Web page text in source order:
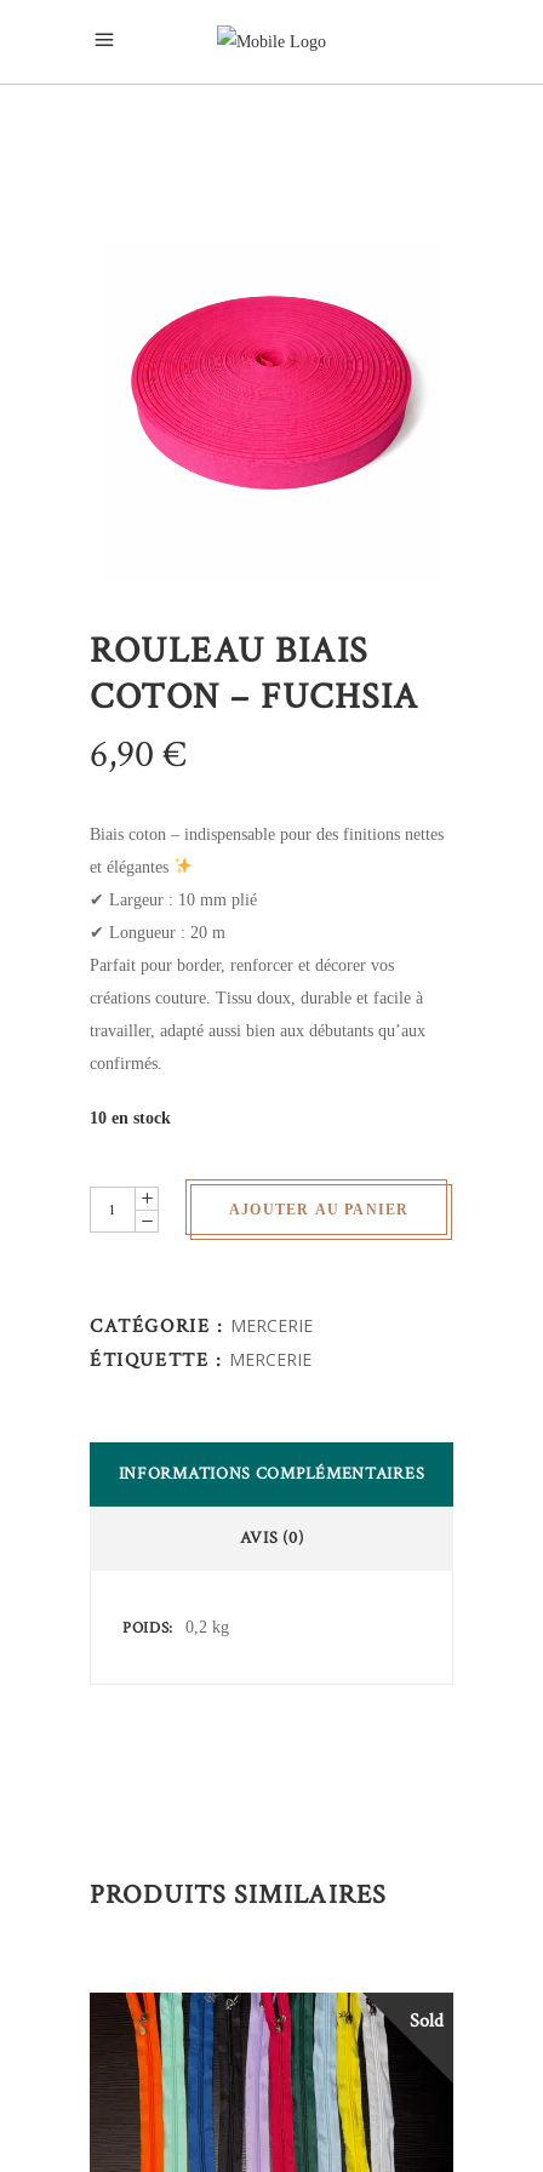
ROULEAU BIAIS
COTON – FUCHSIA
6,90€
Biais coton – indispensable pour des finitions nettes
et élégantes
✔ Largeur : 10 mm plié
✔ Longueur : 20 m
Parfait pour border, renforcer et décorer vos
créations couture. Tissu doux, durable et facile à
travailler, adapté aussi bien aux débutants qu’aux
confirmés.
10 en stock
Rouleau
biais
Fuchsia
quantity
AJOUTER AU PANIER
CATÉGORIE : MERCERIE
ÉTIQUETTE : MERCERIE
INFORMATIONS COMPLÉMENTAIRES
AVIS (0)
POIDS 0,2 kg
PRODUITS SIMILAIRES
Sold